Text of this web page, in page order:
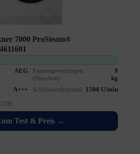
7000 ProSteam®
AEG
Fassungsvermögen
(Waschen)
9
kg
A+++ Schleuderdrehzahl 1500 U/min
DE
Test & Preis →